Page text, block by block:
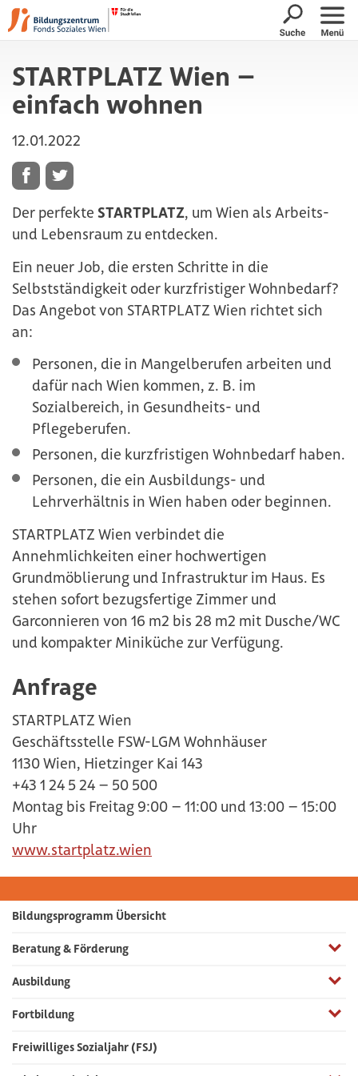
Suche
STARTPLATZ Wien –
einfach wohnen
12.01.2022
Der perfekte STARTPLATZ, um Wien als Arbeits-
und Lebensraum zu entdecken.
Ein neuer Job, die ersten Schritte in die
Selbstständigkeit oder kurzfristiger Wohnbedarf?
Das Angebot von STARTPLATZ Wien richtet sich
an:
Personen, die in Mangelberufen arbeiten und
dafür nach Wien kommen, z. B. im
Sozialbereich, in Gesundheits- und
Pflegeberufen.
Personen, die kurzfristigen Wohnbedarf haben.
Personen, die ein Ausbildungs- und
Lehrverhältnis in Wien haben oder beginnen.
STARTPLATZ Wien verbindet die
Annehmlichkeiten einer hochwertigen
Grundmöblierung und Infrastruktur im Haus. Es
stehen sofort bezugsfertige Zimmer und
Garconnieren von 16 m2 bis 28 m2 mit Dusche/WC
und kompakter Miniküche zur Verfügung.
Anfrage
STARTPLATZ Wien
Geschäftsstelle FSW-LGM Wohnhäuser
1130 Wien, Hietzinger Kai 143
+43 1 24 5 24 – 50 500
Montag bis Freitag 9:00 – 11:00 und 13:00 – 15:00
Uhr
www.startplatz.wien
Bildungsprogramm Übersicht
Beratung & Förderung
Ausbildung
Fortbildung
Freiwilliges Sozialjahr (FSJ)